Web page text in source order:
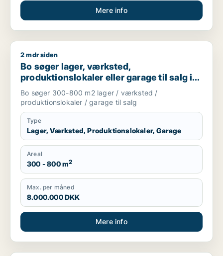
Mere info
Bo søger lager, værksted, produktionslokaler eller garage
2 mdr siden
Bo søger lager, værksted,
produktionslokaler eller garage til salg i
Nordsjælland
Bo søger 300-800 m2 lager / værksted /
produktionslokaler / garage til salg
Type
Lager, Værksted, Produktionslokaler, Garage
Areal
300 - 800 m2
Max. per måned
8.000.000 DKK
Mere info